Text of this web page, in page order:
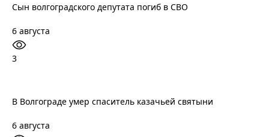
Сын волгоградского депутата погиб в СВО
6 августа
3
В Волгограде умер спаситель казачьей святыни
6 августа